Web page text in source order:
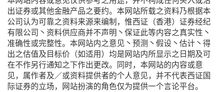
出证券或其他金融产品之要约。本网站所载之资料乃根据本
公司认为可靠之资料来源来编制，惟西证（香港）证券经纪
有限公司丶资料供应商并不声明丶保证此等内容之真实性丶
准确性或完整性。本网站内之意见丶预测丶假设丶估计丶得
出之估值及目标价（如适用）均是网站内所显示之日期及可
在不作另行通知之下作出更改。同时，本网站的内容或意
见，属作者及／或资料提供者的个人意见，并不代表西证国
际证券的立场，网站扮演的角色仅为提供一个言论平台。